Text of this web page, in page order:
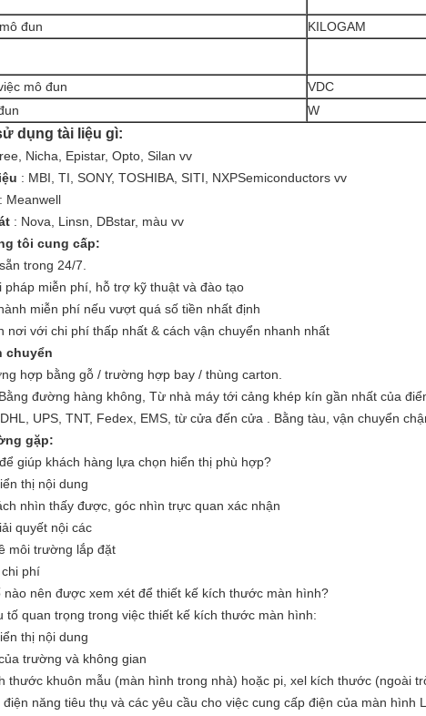
đun
KILOGAM
mô đun VDC
W
dụng tài liệu gì:
Nicha, Epistar, Opto, Silan vv
: MBI, TI, SONY, TOSHIBA, SITI, NXPSemiconductors vv
: Meanwell
: Nova, Linsn, DBstar, màu vv
tôi cung cấp:
trong 24/7.
pháp miễn phí, hỗ trợ kỹ thuật và đào tạo
miễn phí nếu vượt quá số tiền nhất định
nơi với chi phí thấp nhất & cách vận chuyển nhanh nhất
chuyển
hợp bằng gỗ / trường hợp bay / thùng carton.
Bằng đường hàng không, Từ nhà máy tới cảng khép kín gần nhất của
UPS, TNT, Fedex, EMS, từ cửa đến cửa
Bằng tàu, vận chuyển
gặp:
giúp khách hàng lựa chọn hiển thị phù hợp?
thị nội dung
nhìn thấy được, góc nhìn trực quan xác nhận
quyết nội các
môi trường lắp đặt
phí
nào nên được xem xét để thiết kế kích thước màn hình?
tố quan trọng trong việc thiết kế kích thước màn hình:
thị nội dung
trường và không gian
thước khuôn mẫu (màn hình trong nhà) hoặc pi, xel kích thước (ngoài
điện năng tiêu thụ và các yêu cầu cho việc cung cấp điện của màn